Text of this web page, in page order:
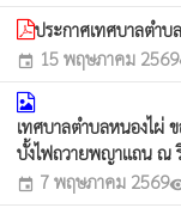
ประกาศเทศบาลตำบ
event 15 พฤษภาคม 2569
เทศบาลตำบลหนองไผ่
บั้งไฟถวายพญาแถน ณ
event 7 พฤษภาคม 2569